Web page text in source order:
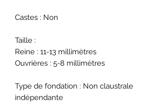
Castes : Non
Taille :
Reine : 11-13 millimètres
Ouvrières : 5-8 millimètres
Type de fondation : Non claustrale
indépendante